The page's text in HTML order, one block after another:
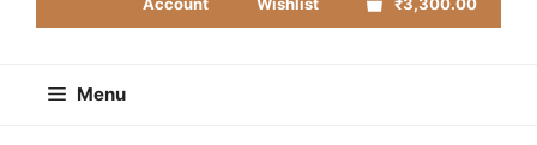
Account Wishlist ₹3,300.00
Menu